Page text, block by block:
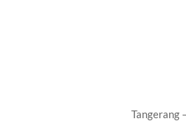
Tangerang